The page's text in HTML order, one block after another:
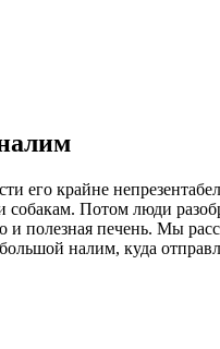
его крайне
Потом люди
и полезная печень. Мы
налим, куда